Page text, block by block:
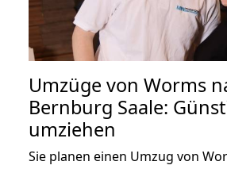
Umzüge von Worms
Bernburg Saale:
umziehen
Sie planen einen Umzug von